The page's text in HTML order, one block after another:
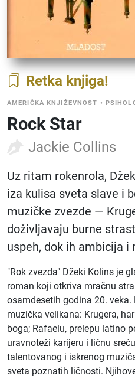
Retka knjiga
AMERIČKA KNJIŽEVNOST •
Rock Star
Jackie Collins
Uz ritam rokenrola,
iza kulisa sveta slave i
muzičke zvezde —
doživljavaju burne
uspeh, dok ih ambicija i
"Rok zvezda" Džeki Kolins je
roman koji otkriva mračnu
osamdesetih godina 20.
muzička velikana: Krugera,
boga; Rafaelu, prelepu latino
uravnoteži karijeru i ličnu
talentovanog i iskrenog
sveta poznatih ličnosti.